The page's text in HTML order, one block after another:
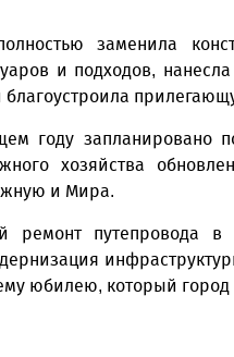
заменила
и подходов,
году запланировано
хозяйства
и Мира.
ремонт путепровода в
юбилею, который город